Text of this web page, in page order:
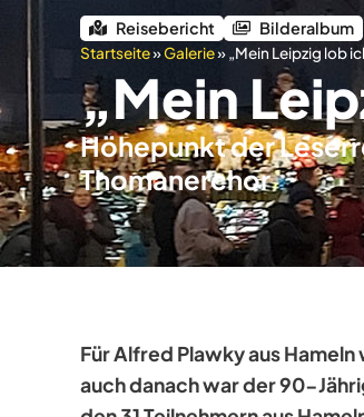
Reisebericht Bilderalbum
Startseite»Galerie»„Mein Leipzig lob
„Mein
Höhepunkt der
Thomanerchor
Für Alfred Plawky aus
auch danach war der 90-